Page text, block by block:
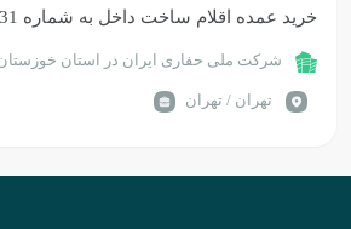
پمپ گل حفاری )
شرکت ملی حفاری ایران در استان
تهران / تهران